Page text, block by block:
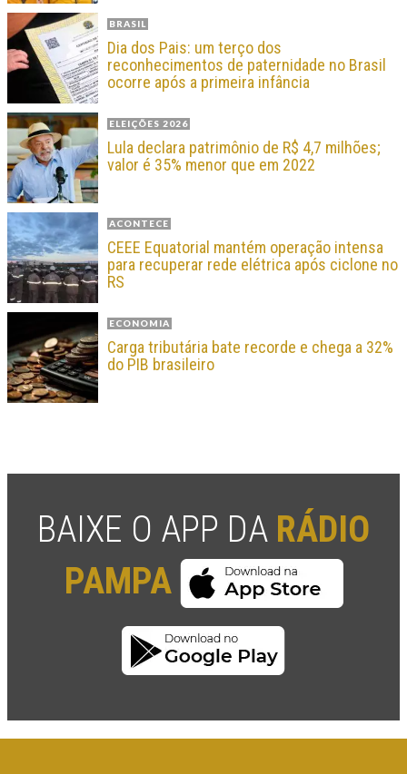
BRASIL
Dia dos Pais: um terço dos
reconhecimentos de paternidade no Brasil
ocorre após a primeira infância
ELEIÇÕES 2026
Lula declara patrimônio de R$ 4,7 milhões;
valor é 35% menor que em 2022
ACONTECE
CEEE Equatorial mantém operação intensa
para recuperar rede elétrica após ciclone no
RS
ECONOMIA
Carga tributária bate recorde e chega a 32%
do PIB brasileiro
BAIXE O APP DA RÁDIO
PAMPA